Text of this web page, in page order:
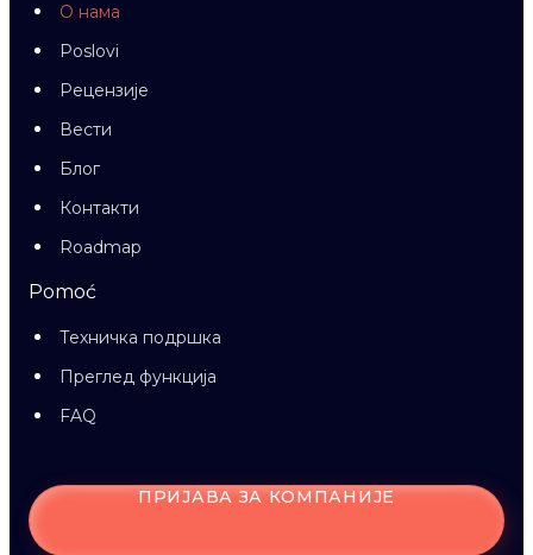
О нама
Poslovi
Рецензије
Вести
Блог
Контакти
Roadmap
Pomoć
Техничка подршка
Преглед функција
FAQ
ПРИЈАВА ЗА КОМПАНИЈЕ